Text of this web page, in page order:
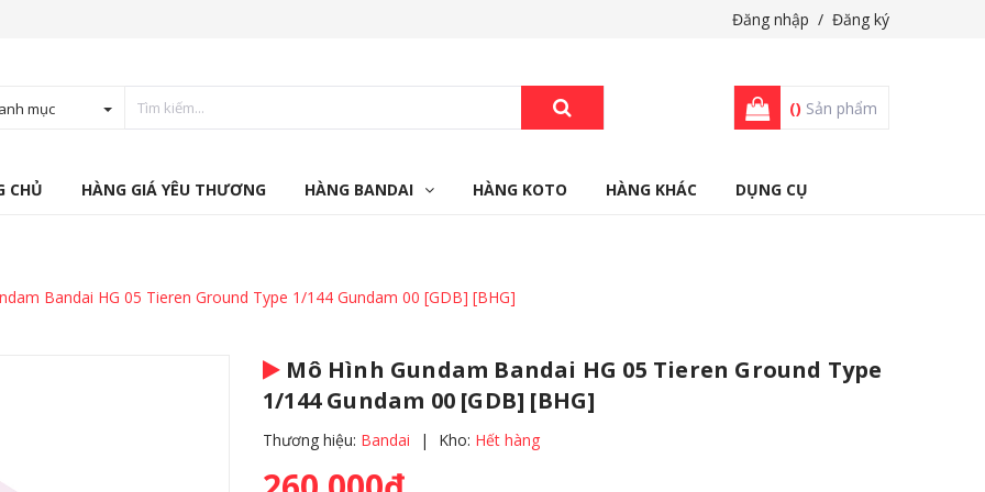
Đăng nhập / Đăng ký
mục () Sản phẩm
CHỦ HÀNG GIÁ YÊU THƯƠNG HÀNG BANDAI HÀNG KOTO HÀNG KHÁC DỤNG CỤ
Bandai HG 05 Tieren Ground Type 1/144 Gundam 00 [GDB] [BHG]
Mô Hình Gundam Bandai HG 05 Tieren Ground Type
1/144 Gundam 00 [GDB] [BHG]
Thương hiệu: Bandai | Kho: Hết hàng